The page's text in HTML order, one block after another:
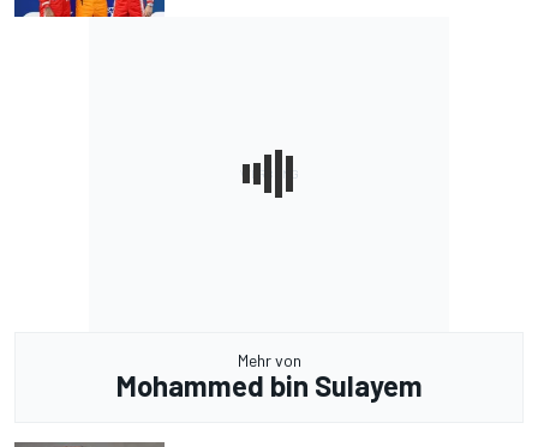
Mehr von
Mohammed bin Sulayem